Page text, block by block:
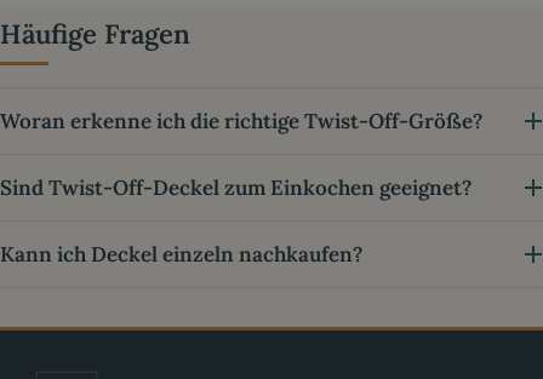
Häufige Fragen
Woran erkenne ich die richtige Twist-Off-Größe?
Sind Twist-Off-Deckel zum Einkochen geeignet?
Kann ich Deckel einzeln nachkaufen?